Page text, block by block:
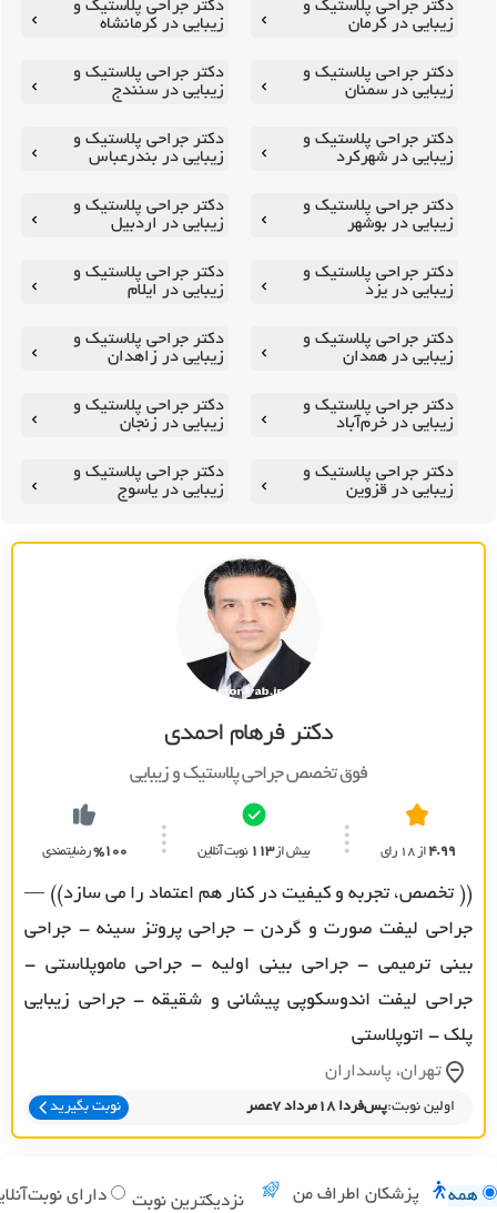
دکتر جراحی پلاستیک و
زیبایی در کرمان
دکتر جراحی پلاستیک و
زیبایی در کرمانشاه
دکتر جراحی پلاستیک و
زیبایی در سمنان
دکتر جراحی پلاستیک و
زیبایی در سنندج
دکتر جراحی پلاستیک و
زیبایی در شهرکرد
دکتر جراحی پلاستیک و
زیبایی در بندرعباس
دکتر جراحی پلاستیک و
زیبایی در بوشهر
دکتر جراحی پلاستیک و
زیبایی در اردبیل
دکتر جراحی پلاستیک و
زیبایی در یزد
دکتر جراحی پلاستیک و
زیبایی در ایلام
دکتر جراحی پلاستیک و
زیبایی در همدان
دکتر جراحی پلاستیک و
زیبایی در زاهدان
دکتر جراحی پلاستیک و
زیبایی در خرم‌آباد
دکتر جراحی پلاستیک و
زیبایی در زنجان
دکتر جراحی پلاستیک و
زیبایی در قزوین
دکتر جراحی پلاستیک و
زیبایی در یاسوج
دکتر فرهام احمدی
فوق تخصص جراحي پلاستيک و زيبايي
4.99 از 18 رای بیش از113 نوبت آنلاین %100رضایتمندی
(( تخصص، تجربه و کیفیت در کنار هم اعتماد را می سازد)) —
جراحی لیفت صورت و گردن - جراحی پروتز سینه - جراحی
بینی ترمیمی - جراحی بینی اولیه - جراحی ماموپلاستی -
جراحی لیفت اندوسکوپی پیشانی و شقیقه - جراحی زیبایی
پلک - اتوپلاستی
تهران، پاسداران
اولین نوبت:پس‌فردا 18مرداد 7عصر نوبت بگیرید
همه پزشکان اطراف من نزدیکترین نوبت دارای